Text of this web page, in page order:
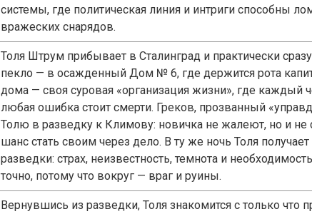
системы, где политическая линия и интриги способны
вражеских снарядов.
Толя Штрум прибывает в Сталинград и практически
пекло — в осажденный Дом № 6, где держится рота
дома — своя суровая «организация жизни», где каждый
любая ошибка стоит смерти. Греков, прозванный
Толю в разведку к Климову: новичка не жалеют, но и
шанс стать своим через дело. В ту же ночь Толя
разведки: страх, неизвестность, темнота и
точно, потому что вокруг — враг и руины.
Вернувшись из разведки, Толя знакомится с только